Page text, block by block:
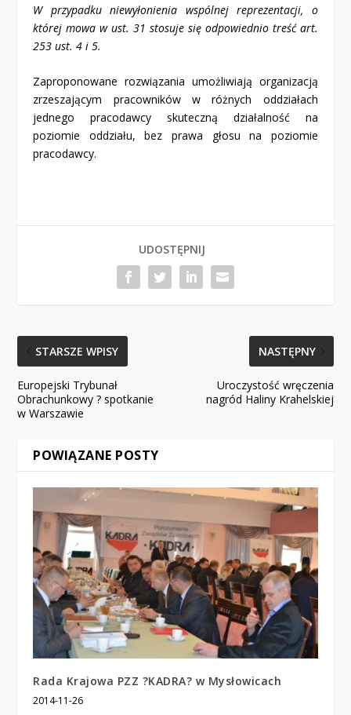
W przypadku niewyłonienia wspólnej reprezentacji, o
której mowa w ust. 31 stosuje się odpowiednio treść art.
253 ust. 4 i 5.
Zaproponowane rozwiązania umożliwiają organizacją
zrzeszającym pracowników w różnych oddziałach
jednego pracodawcy skuteczną działalność na
poziomie oddziału, bez prawa głosu na poziomie
pracodawcy.
UDOSTĘPNIJ
STARSZE WPISY
Europejski Trybunał
Obrachunkowy ? spotkanie
w Warszawie
NASTĘPNY
Uroczystość wręczenia
nagród Haliny Krahelskiej
POWIĄZANE POSTY
Rada Krajowa PZZ ?KADRA? w Mysłowicach
2014-11-26